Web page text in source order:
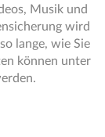
Musik und
wird
lange, wie Sie
können unter